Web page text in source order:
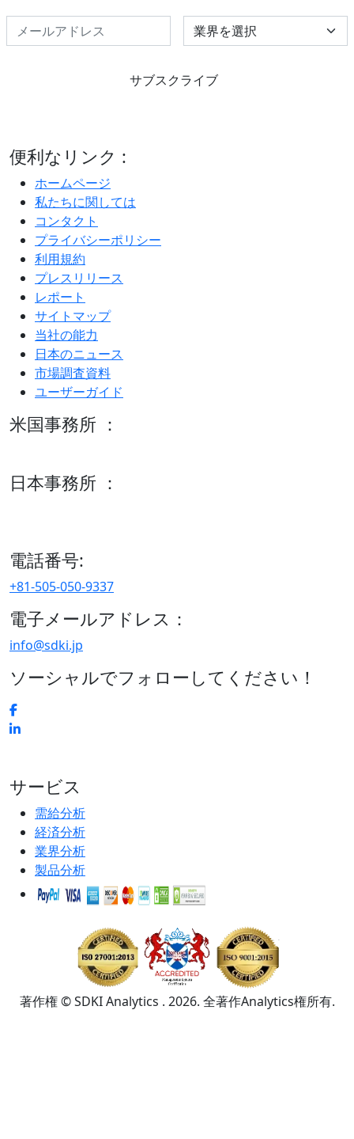
Select Industry
サブスクライブ
便利なリンク :
ホームページ
私たちに関しては
コンタクト
プライバシーポリシー
利用規約
プレスリリース
レポート
サイトマップ
当社の能力
日本のニュース
市場調査資料
ユーザーガイド
米国事務所 ：
日本事務所 ：
電話番号:
+81-505-050-9337
電子メールアドレス：
info@sdki.jp
ソーシャルでフォローしてください！
サービス
需給分析
経済分析
業界分析
製品分析
著作権 © SDKI Analytics . 2026. 全著作Analytics権所有.